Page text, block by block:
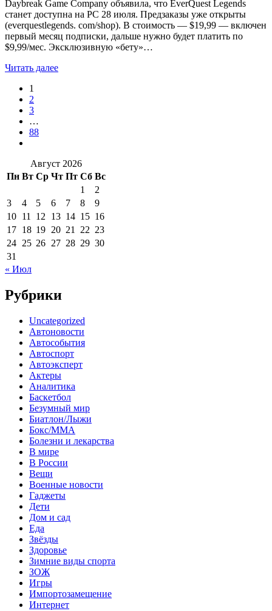
Daybreak Game Company объявила, что EverQuest Legends
станет доступна на PC 28 июля. Предзаказы уже открыты
(everquestlegends. com/shop). В стоимость — $19,99 — включен
первый месяц подписки, дальше нужно будет платить по
$9,99/мес. Эксклюзивную «бету»…
Читать далее
1
2
3
…
88
Август 2026
Пн Вт Ср Чт Пт Сб Вс
1
2
3
4 5 6 7 8
9
10 11 12 13 14 15 16
17 18 19 20 21 22 23
24 25 26 27 28 29 30
31
« Июл
Рубрики
Uncategorized
Автоновости
Автособытия
Автоспорт
Автоэксперт
Актеры
Аналитика
Баскетбол
Безумный мир
Биатлон/Лыжи
Бокс/MMA
Болезни и лекарства
В мире
В России
Вещи
Военные новости
Гаджеты
Дети
Дом и сад
Еда
Звёзды
Здоровье
Зимние виды спорта
ЗОЖ
Игры
Импортозамещение
Интернет